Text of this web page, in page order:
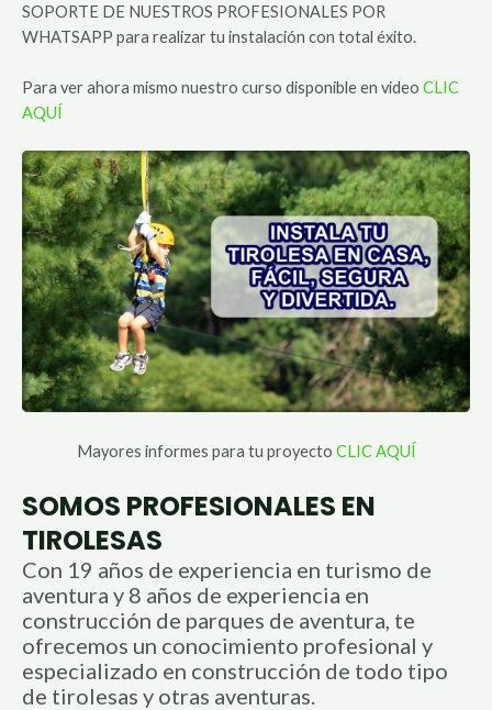
SOPORTE DE NUESTROS PROFESIONALES POR
WHATSAPP para realizar tu instalación con total éxito.
Para ver ahora mismo nuestro curso disponible en video CLIC
AQUÍ
Mayores informes para tu proyecto CLIC AQUÍ
SOMOS PROFESIONALES EN
TIROLESAS
Con 19 años de experiencia en turismo de
aventura y 8 años de experiencia en
construcción de parques de aventura, te
ofrecemos un conocimiento profesional y
especializado en construcción de todo tipo
de tirolesas y otras aventuras.